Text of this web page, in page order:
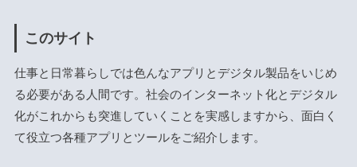
このサイト
仕事と日常暮らしでは色んなアプリとデジタル製品をいじめ
る必要がある人間です。社会のインターネット化とデジタル
化がこれからも突進していくことを実感しますから、面白く
て役立つ各種アプリとツールをご紹介します。